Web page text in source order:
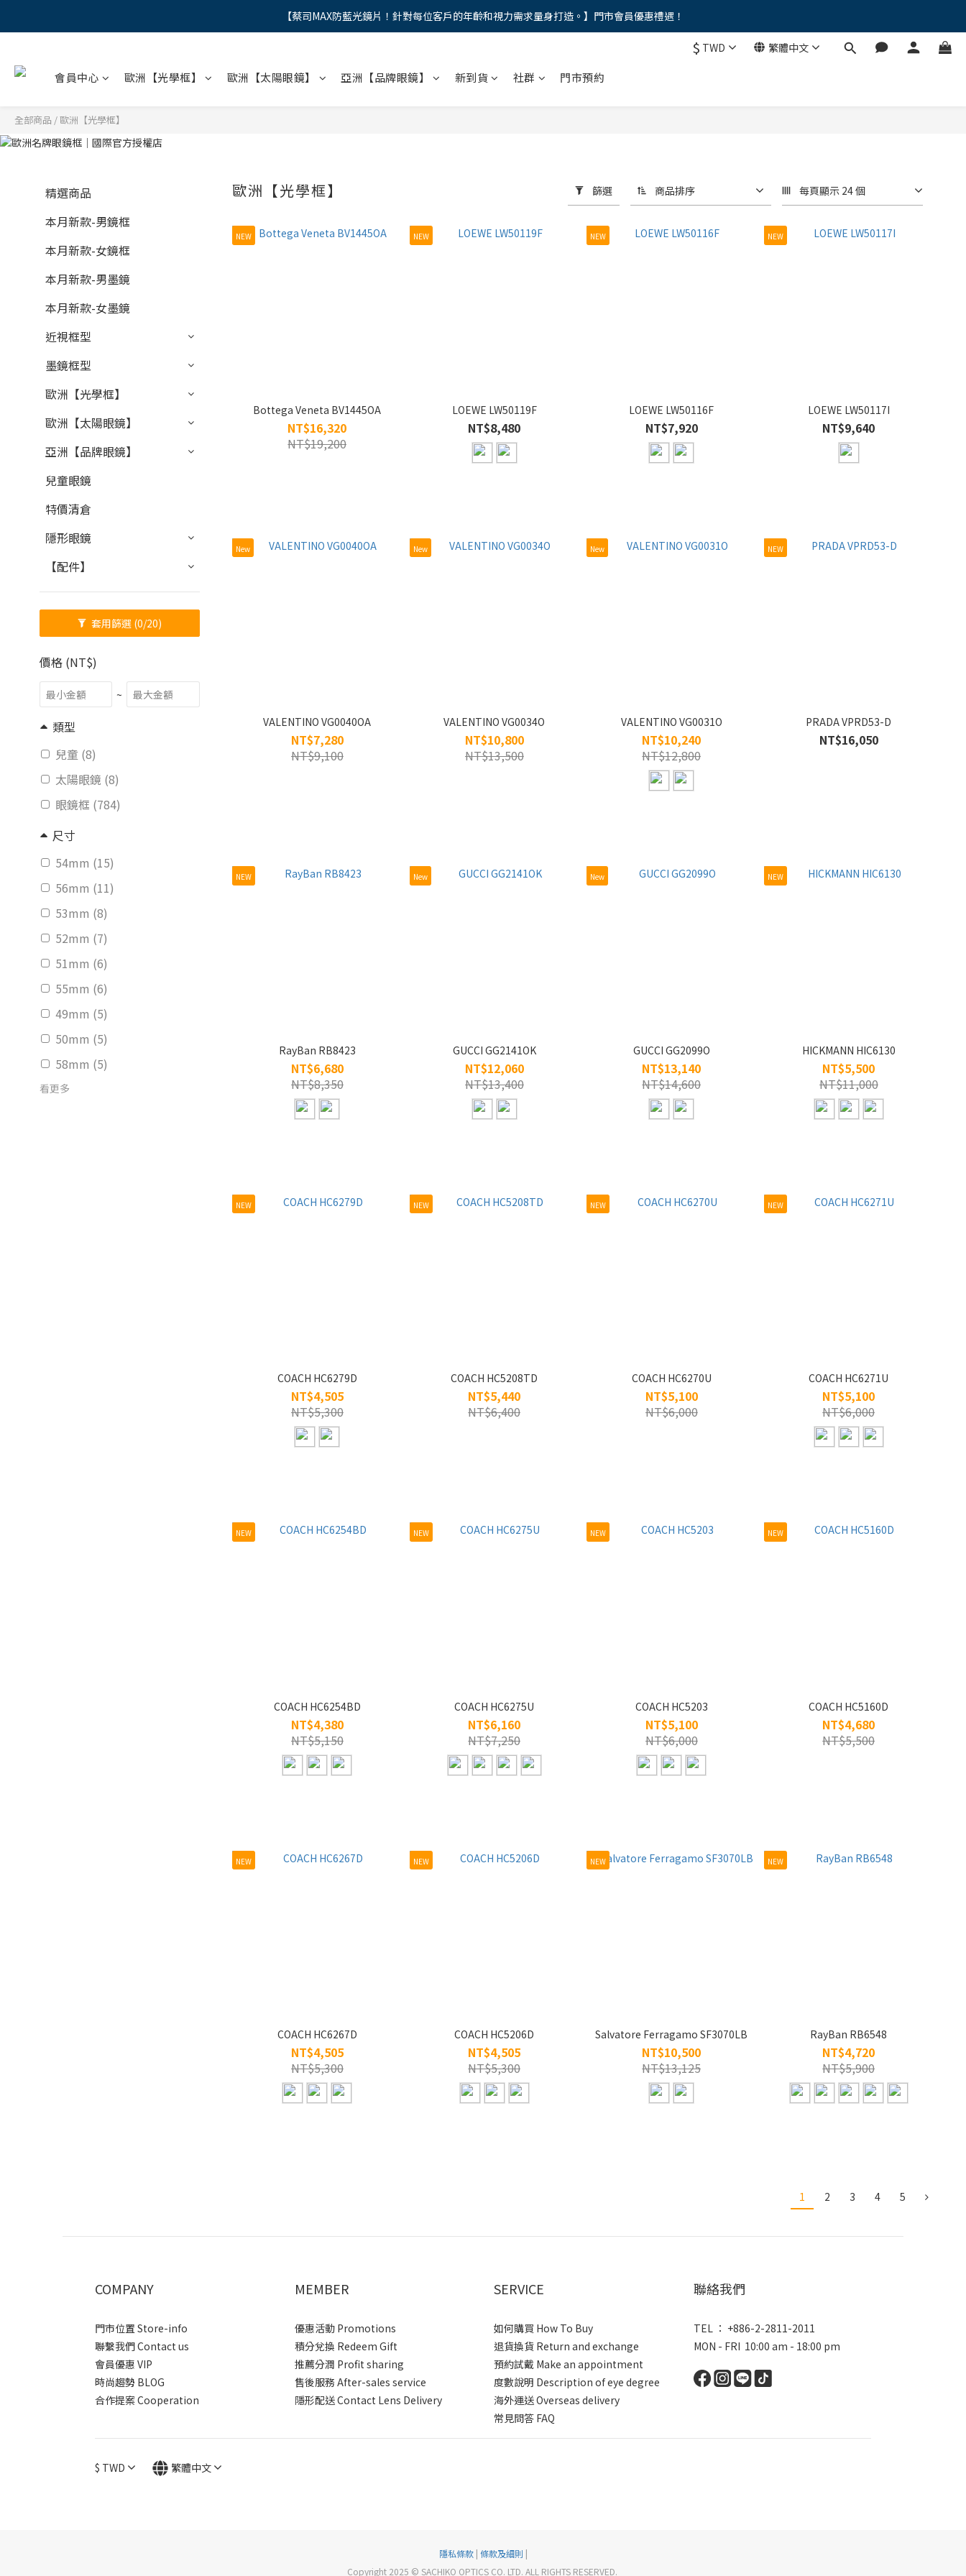
"馬年新章續寫，視界品味進階，限時禮遇 9 折無上限，12期分期免手續費。。
【蔡司MAX防藍光鏡片！針對每位客戶的年齡和視力需求量身打造。】門市會員優惠禮遇！
$ TWD 繁體中文
會員中心 歐洲【光學框】 歐洲【太陽眼鏡】 亞洲【品牌眼鏡】 新到貨 社群 門市預約
全部商品 /歐洲【光學框】
精選商品
本月新款-男鏡框
本月新款-女鏡框
本月新款-男墨鏡
本月新款-女墨鏡
近視框型
墨鏡框型
歐洲【光學框】
歐洲【太陽眼鏡】
亞洲【品牌眼鏡】
兒童眼鏡
特價清倉
隱形眼鏡
【配件】
套用篩選 (0/20)
價格 (NT$)
~
類型
兒童 (8)
太陽眼鏡 (8)
眼鏡框 (784)
尺寸
54mm (15)
56mm (11)
53mm (8)
52mm (7)
51mm (6)
55mm (6)
49mm (5)
50mm (5)
58mm (5)
看更多
歐洲【光學框】 篩選 商品排序 每頁顯示 24 個
NEW
Bottega Veneta BV1445OA
NT$16,320
NT$19,200
NEW
LOEWE LW50119F
NT$8,480
NEW
LOEWE LW50116F
NT$7,920
NEW
LOEWE LW50117I
NT$9,640
New
VALENTINO VG0040OA
NT$7,280
NT$9,100
New
VALENTINO VG0034O
NT$10,800
NT$13,500
New
VALENTINO VG0031O
NT$10,240
NT$12,800
NEW
PRADA VPRD53-D
NT$16,050
NEW
RayBan RB8423
NT$6,680
NT$8,350
New
GUCCI GG2141OK
NT$12,060
NT$13,400
New
GUCCI GG2099O
NT$13,140
NT$14,600
NEW
HICKMANN HIC6130
NT$5,500
NT$11,000
NEW
COACH HC6279D
NT$4,505
NT$5,300
NEW
COACH HC5208TD
NT$5,440
NT$6,400
NEW
COACH HC6270U
NT$5,100
NT$6,000
NEW
COACH HC6271U
NT$5,100
NT$6,000
NEW
COACH HC6254BD
NT$4,380
NT$5,150
NEW
COACH HC6275U
NT$6,160
NT$7,250
NEW
COACH HC5203
NT$5,100
NT$6,000
NEW
COACH HC5160D
NT$4,680
NT$5,500
NEW
COACH HC6267D
NT$4,505
NT$5,300
NEW
COACH HC5206D
NT$4,505
NT$5,300
NEW
Salvatore Ferragamo SF3070LB
NT$10,500
NT$13,125
NEW
RayBan RB6548
NT$4,720
NT$5,900
1 2 3 4 5
COMPANY
門市位置 Store-info
聯繫我們 Contact us
會員優惠 VIP
時尚趨勢 BLOG
合作提案 Cooperation
MEMBER
優惠活動 Promotions
積分兌換 Redeem Gift
推薦分潤 Profit sharing
售後服務 After-sales service
隱形配送 Contact Lens Delivery
SERVICE
如何購買 How To Buy
退貨換貨 Return and exchange
預約試戴 Make an appointment
度數說明 Description of eye degree
海外運送 Overseas delivery
常見問答 FAQ
聯絡我們
TEL ： +886-2-2811-2011
MON - FRI 10:00 am - 18:00 pm
$ TWD 繁體中文
隱私條款| 條款及細則 |
Copyright 2025 © SACHIKO OPTICS CO. LTD. ALL RIGHTS RESERVED.